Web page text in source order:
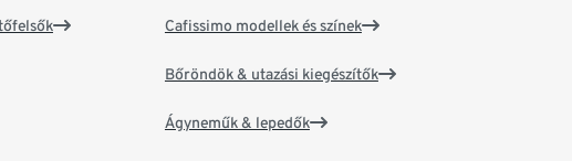
Cafissimo modellek és színek
Bőröndök & utazási kiegészítők
Ágyneműk & lepedők